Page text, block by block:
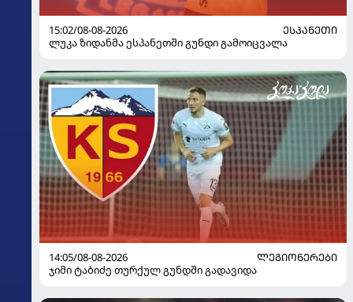
15:02/08-08-2026
ᲔᲡᲞᲐᲜᲔᲗᲘ
ლუკა ზიდანმა ესპანეთში გუნდი გამოიცვალა
14:05/08-08-2026
ᲚᲔᲒᲘᲝᲜᲔᲠᲔᲑᲘ
ჯიმი ტაბიძე თურქულ გუნდში გადავიდა